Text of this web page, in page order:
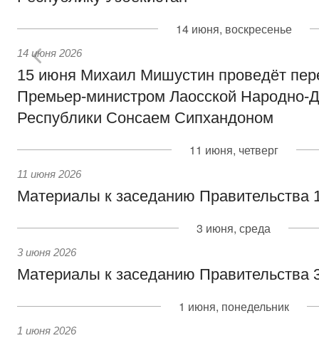
14 июня, воскресенье
14 июня 2026
15 июня Михаил Мишустин проведёт
Премьер-министром Лаосской Народно-
Республики Сонсаем Сипхандоном
11 июня, четверг
11 июня 2026
Материалы к заседанию Правительства
3 июня, среда
3 июня 2026
Материалы к заседанию Правительства
1 июня, понедельник
1 июня 2026